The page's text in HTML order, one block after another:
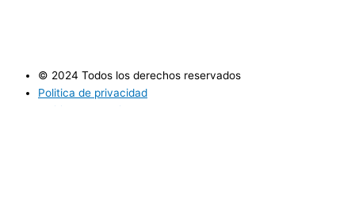
© 2024 Todos los derechos reservados
Politica de privacidad
Politica de cookies